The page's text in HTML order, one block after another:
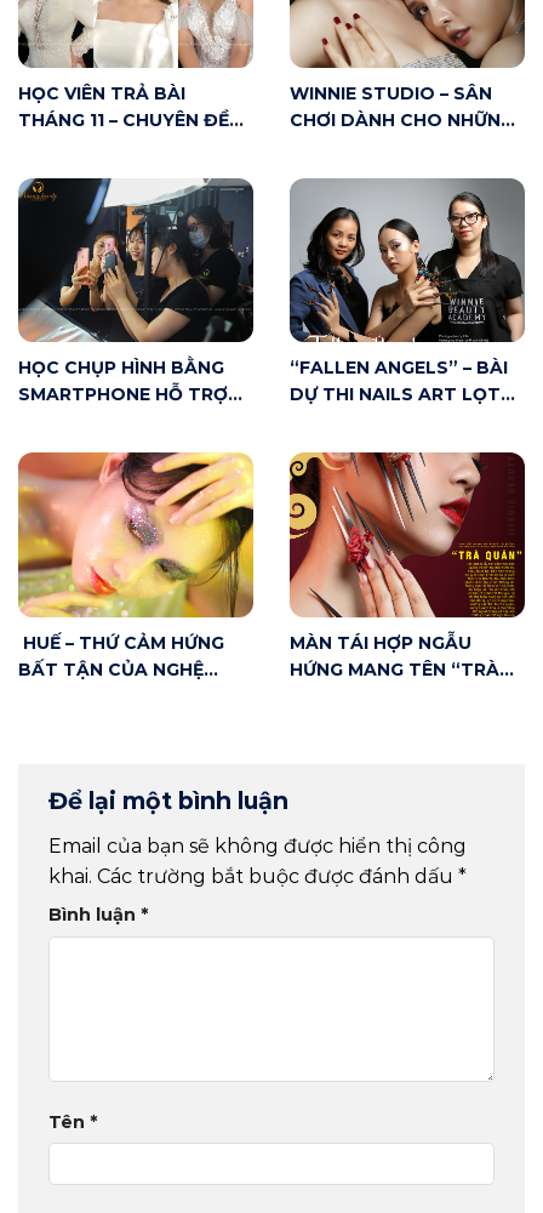
HỌC VIÊN TRẢ BÀI
THÁNG 11 – CHUYÊN ĐỀ
WINNIE STUDIO – SÂN
CHƠI DÀNH CHO NHỮNG
HỌC CHỤP HÌNH BẰNG
SMARTPHONE HỖ TRỢ
THẾ NÀO?
“FALLEN ANGELS” – BÀI
DỰ THI NAILS ART LỌT
BEAUTY AWARDS 2020
HUẾ – THỨ CẢM HỨNG
BẤT TẬN CỦA NGHỆ
MÀN TÁI HỢP NGẪU
HỨNG MANG TÊN “TRÀ
Để lại một bình luận
Email của bạn sẽ không được hiển thị công
khai. Các trường bắt buộc được đánh dấu *
Bình luận *
Tên *